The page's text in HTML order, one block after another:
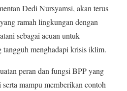
Dedi Nursyamsi, akan terus
ramah lingkungan dengan
sebagai acuan untuk
tangguh menghadapi krisis iklim.
peran dan fungsi BPP yang
mampu memberikan contoh